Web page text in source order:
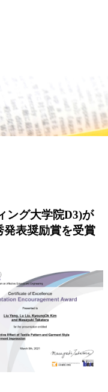
ング大学院D3)が
発表奨励賞を受賞